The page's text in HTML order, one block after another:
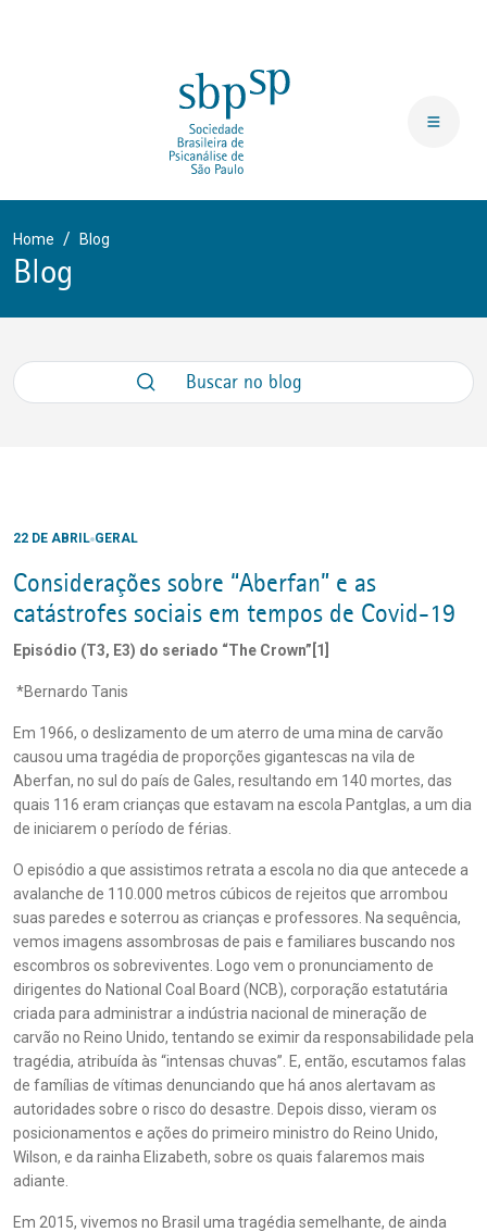
Home Blog
Blog
22 DE ABRIL GERAL
Considerações sobre “Aberfan” e as
catástrofes sociais em tempos de Covid-19
Episódio (T3, E3) do seriado “The Crown” [1]
*Bernardo Tanis
Em 1966, o deslizamento de um aterro de uma mina de carvão
causou uma tragédia de proporções gigantescas na vila de
Aberfan, no sul do país de Gales, resultando em 140 mortes, das
quais 116 eram crianças que estavam na escola Pantglas, a um dia
de iniciarem o período de férias.
O episódio a que assistimos retrata a escola no dia que antecede a
avalanche de 110.000 metros cúbicos de rejeitos que arrombou
suas paredes e soterrou as crianças e professores. Na sequência,
vemos imagens assombrosas de pais e familiares buscando nos
escombros os sobreviventes. Logo vem o pronunciamento de
dirigentes do National Coal Board (NCB), corporação estatutária
criada para administrar a indústria nacional de mineração de
carvão no Reino Unido, tentando se eximir da responsabilidade pela
tragédia, atribuída às “intensas chuvas”. E, então, escutamos falas
de famílias de vítimas denunciando que há anos alertavam as
autoridades sobre o risco do desastre. Depois disso, vieram os
posicionamentos e ações do primeiro ministro do Reino Unido,
Wilson, e da rainha Elizabeth, sobre os quais falaremos mais
adiante.
Em 2015, vivemos no Brasil uma tragédia semelhante, de ainda